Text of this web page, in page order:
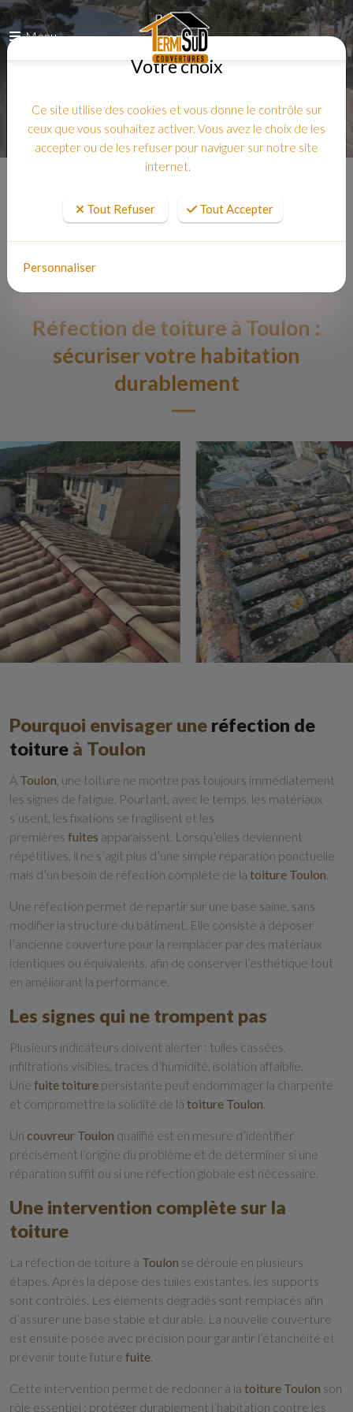
Menu
Réfection de toiture à Toulon :
sécuriser votre habitation
durablement
Pourquoi envisager une réfection de
toiture à Toulon
À Toulon , une toiture ne montre pas toujours immédiatement
les signes de fatigue. Pourtant, avec le temps, les matériaux
s’usent, les fixations se fragilisent et les
premières fuites apparaissent. Lorsqu’elles deviennent
répétitives, il ne s’agit plus d’une simple réparation ponctuelle
mais d’un besoin de réfection complète de la toiture Toulon
Une réfection permet de repartir sur une base saine, sans
modifier la structure du bâtiment. Elle consiste à déposer
l’ancienne couverture pour la remplacer par des matériaux
identiques ou équivalents, afin de conserver l’esthétique tout
en améliorant la performance.
Les signes qui ne trompent pas
Plusieurs indicateurs doivent alerter : tuiles cassées,
infiltrations visibles, traces d’humidité, isolation affaiblie.
Une fuite toiture persistante peut endommager la charpente
et compromettre la solidité de la toiture Toulon
Un couvreur Toulon qualifié est en mesure d’identifier
précisément l’origine du problème et de déterminer si une
réparation suffit ou si une réfection globale est nécessaire.
Une intervention complète sur la
toiture
La réfection de toiture à Toulon se déroule en plusieurs
étapes. Après la dépose des tuiles existantes, les supports
sont contrôlés. Les éléments dégradés sont remplacés afin
d’assurer une base stable et durable. La nouvelle couverture
est ensuite posée avec précision pour garantir l’étanchéité et
prévenir toute future fuite
Cette intervention permet de redonner à la toiture Toulon son
rôle essentiel : protéger durablement l’habitation contre les
Votre choix
Ce site utilise des cookies et vous donne le contrôle sur
ceux que vous souhaitez activer. Vous avez le choix de les
accepter ou de les refuser pour naviguer sur notre site
internet.
Tout Refuser Tout Accepter
Personnaliser